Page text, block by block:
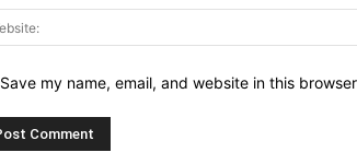
Save my name, email, and website in this